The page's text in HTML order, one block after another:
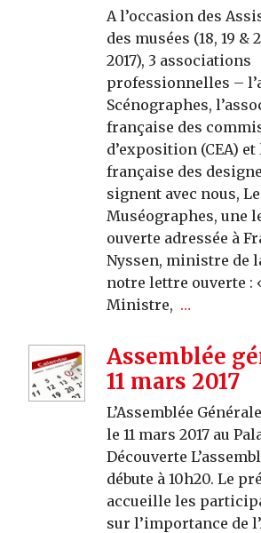
A l’occasion des
des musées (18, 19 &
2017), 3 associations
professionnelles –
Scénographes,
française des
d’exposition (CEA) et
française des
signent avec nous,
Muséographes, une
ouverte adressée à
Nyssen, ministre de
notre lettre ouverte :
Ministre, …
Assemblée
11 mars 2017
L’Assemblée
le 11 mars 2017 au
Découverte
débute à 10h20. Le
accueille les
sur l’importance de